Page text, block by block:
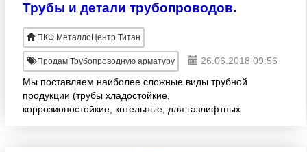
Трубы и детали трубопроводов.
ПКФ МеталлоЦентр Титан
Продам Трубопроводную арматуру
26.06.2018 09:56
Мы поставляем наиболее сложные виды трубной
продукции (трубы хладостойкие,
коррозионостойкие, котельные, для газлифтных